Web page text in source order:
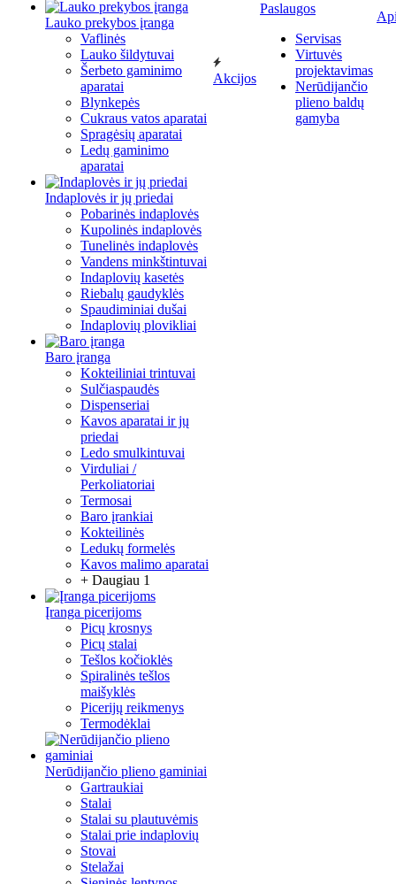
Lauko prekybos įranga
Vaflinės
Lauko šildytuvai
Šerbeto gaminimo
aparatai
Blynkepės
Cukraus vatos aparatai
Spragėsių aparatai
Ledų gaminimo
aparatai
Indaplovės ir jų priedai
Pobarinės indaplovės
Kupolinės indaplovės
Tunelinės indaplovės
Vandens minkštintuvai
Indaplovių kasetės
Riebalų gaudyklės
Spaudiminiai dušai
Indaplovių plovikliai
Baro įranga
Kokteiliniai trintuvai
Sulčiaspaudės
Dispenseriai
Kavos aparatai ir jų
priedai
Ledo smulkintuvai
Virduliai /
Perkoliatoriai
Termosai
Baro įrankiai
Kokteilinės
Ledukų formelės
Kavos malimo aparatai
+ Daugiau 1
Įranga picerijoms
Picų krosnys
Picų stalai
Tešlos kočioklės
Spiralinės tešlos
maišyklės
Picerijų reikmenys
Termodėklai
Nerūdijančio plieno gaminiai
Gartraukiai
Stalai
Stalai su plautuvėmis
Stalai prie indaplovių
Stovai
Stelažai
Akcijos
Paslaugos
Servisas
Virtuvės
projektavimas
Nerūdijančio
plieno baldų
gamyba